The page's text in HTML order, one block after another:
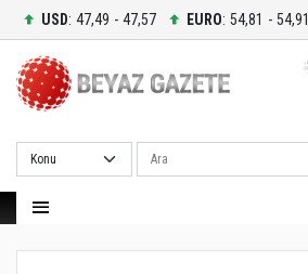
USD: 47,49 - 47,57 EURO: 54,81 - 54,91
Ara